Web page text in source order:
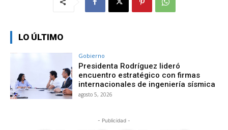
LO ÚLTIMO
Gobierno
Presidenta Rodríguez lideró
encuentro estratégico con firmas
internacionales de ingeniería sísmica
agosto 5, 2026
- Publicidad -